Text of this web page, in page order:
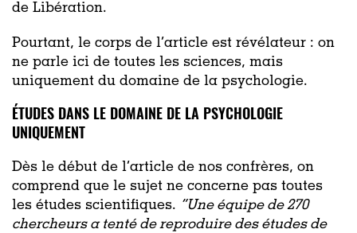
de Libération.
Pourtant, le corps de l’article est révélateur : on
ne parle ici de toutes les sciences, mais
uniquement du domaine de la psychologie.
ÉTUDES DANS LE DOMAINE DE LA PSYCHOLOGIE
UNIQUEMENT
Dès le début de l’article de nos confrères, on
comprend que le sujet ne concerne pas toutes
les études scientifiques. “Une équipe de 270
chercheurs a tenté de reproduire des études de